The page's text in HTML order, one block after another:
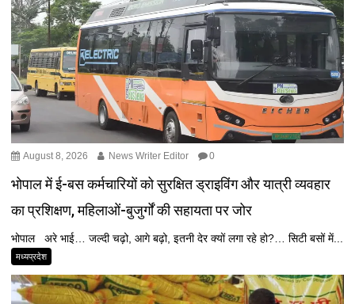
August 8, 2026 News Writer Editor 0
भोपाल में ई-बस कर्मचारियों को सुरक्षित ड्राइविंग और यात्री व्यवहार
का प्रशिक्षण, महिलाओं-बुजुर्गों की सहायता पर जोर
भोपाल अरे भाई… जल्दी चढ़ो, आगे बढ़ो, इतनी देर क्यों लगा रहे हो?… सिटी बसों में...
मध्यप्रदेश